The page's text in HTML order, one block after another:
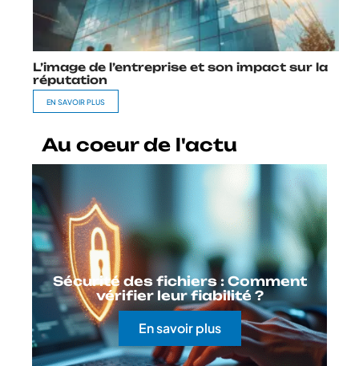
L’image de l’entreprise et son impact sur la
réputation
EN SAVOIR PLUS
Au coeur de l'actu
Sécurité des fichiers : Comment
vérifier leur fiabilité ?
En savoir plus